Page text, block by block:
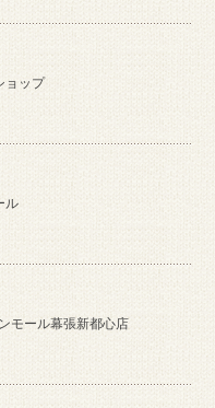
ョップ
ル
モール幕張新都心店